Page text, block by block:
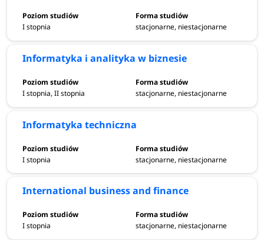
I stopnia stacjonarne, niestacjonarne
Informatyka i analityka w biznesie
I stopnia, II stopnia stacjonarne, niestacjonarne
Informatyka techniczna
I stopnia stacjonarne, niestacjonarne
International business and finance
I stopnia stacjonarne, niestacjonarne